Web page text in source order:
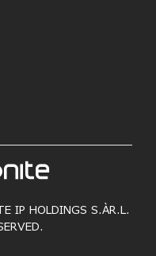
IP HOLDINGS S.ÀR.L.